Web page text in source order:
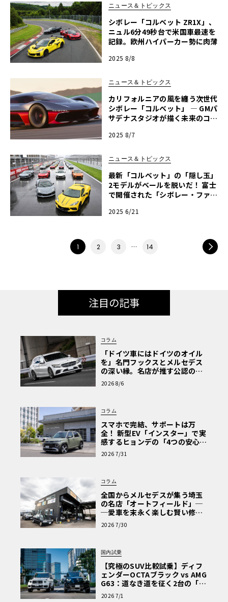
ニュース＆トピックス
シボレー「コルベット ZR1X」、
ニュル6分49秒台で米国車最速を
記録。欧州ハイパーカー勢に肉薄
2025 8/8
ニュース＆トピックス
カリフォルニアの風を纏う次世代
シボレー「コルベット」 ― GMパ
サデナスタジオが描く未来のコン
2025 8/7
ニュース＆トピックス
最新「コルベット」の「隠し玉」
2モデルがベールを脱いだ！ 富士
で開催された「シボレー・ファン
2025 6/21
1 2 3 … 14
注目の記事
コラム
「ドイツ車にはドイツのオイル
を」名門フックスとメルセデス
の深い縁。名店が推す公認の安
心と、Cクラスで味わうシルキー
な走り〈PR〉
2026 8/6
コラム
スマホで完結、サポートは万
全！ 新型EV「インスター」で実
感するヒョンデの「4つの安心」
【第1回・ヒョンデ6つの疑問：
Why? Hyundai?】〈PR〉
2026 7/31
コラム
全国からメルセデスが集う埼玉
の名店「オートフィールド」─
─愛車を末永く楽しむ賢い修理
術と、プロがフックス製オイル
を選ぶ理由〈PR〉
2026 7/30
国内試乗
【究極のSUV比較試乗】ディフ
ェンダーOCTAブラック vs AMG
G63：道なき道を征く2台の「対
極的アプローチ」
2026 7/1